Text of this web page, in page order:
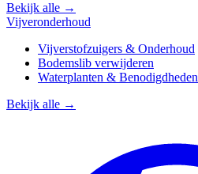
Bekijk alle →
Vijveronderhoud
Vijverstofzuigers & Onderhoud
Bodemslib verwijderen
Waterplanten & Benodigdheden
Bekijk alle →